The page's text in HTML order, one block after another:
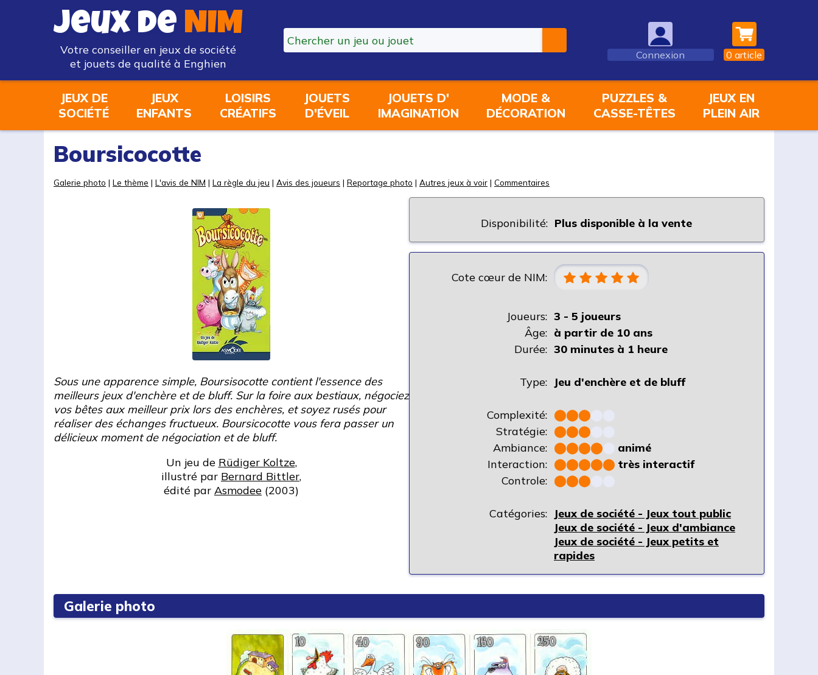
Jeux de NIM
Votre conseiller en jeux de société
et jouets de qualité à Enghien
Connexion 0 article
JEUX DE
SOCIÉTÉ
JEUX
ENFANTS
LOISIRS
CRÉATIFS
JOUETS
D'ÉVEIL
JOUETS D'
IMAGINATION
MODE &
DÉCORATION
PUZZLES &
CASSE-TÊTES
JEUX EN
PLEIN AIR
Boursicocotte
Galerie photo | Le thème | L'avis de NIM | La règle du jeu | Avis des joueurs | Reportage photo | Autres jeux à voir | Commentaires
Sous une apparence simple, Boursisocotte contient l'essence des
meilleurs jeux d'enchère et de bluff. Sur la foire aux bestiaux, négociez
vos bêtes aux meilleur prix lors des enchères, et soyez rusés pour
réaliser des échanges fructueux. Boursicocotte vous fera passer un
délicieux moment de négociation et de bluff.
Un jeu de Rüdiger Koltze,
illustré par Bernard Bittler,
édité par Asmodee (2003)
Disponibilité: Plus disponible à la vente
Cote cœur de NIM:
Joueurs: 3 - 5 joueurs
Âge: à partir de 10 ans
Durée: 30 minutes à 1 heure
Type: Jeu d'enchère et de bluff
Complexité: ⬤⬤⬤
Stratégie: ⬤⬤⬤
Ambiance: ⬤⬤⬤⬤
animé
Interaction: ⬤⬤⬤⬤⬤ très interactif
Controle: ⬤⬤⬤
Catégories:
Jeux de société - Jeux tout public
Jeux de société - Jeux d'ambiance
Jeux de société - Jeux petits et
rapides
Galerie photo